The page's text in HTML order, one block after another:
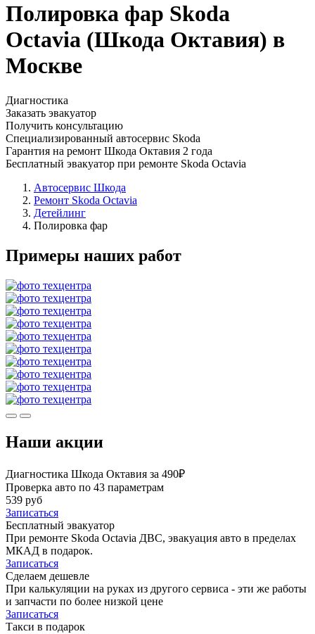
Полировка фар Skoda
Octavia (Шкода Октавия) в
Москве
Диагностика
Заказать эвакуатор
Получить консультацию
Специализированный автосервис Skoda
Гарантия на ремонт Шкода Октавия 2 года
Бесплатный эвакуатор при ремонте Skoda Octavia
Автосервис Шкода
Ремонт Skoda Octavia
Детейлинг
Полировка фар
Примеры наших работ
Наши акции
Диагностика Шкода Октавия за 490₽
Проверка авто по 43 параметрам
539 руб
Записаться
Бесплатный эвакуатор
При ремонте Skoda Octavia ДВС, эвакуация авто в пределах
МКАД в подарок.
Записаться
Сделаем дешевле
При калькуляции на руках из другого сервиса - эти же работы
и запчасти по более низкой цене
Записаться
Такси в подарок